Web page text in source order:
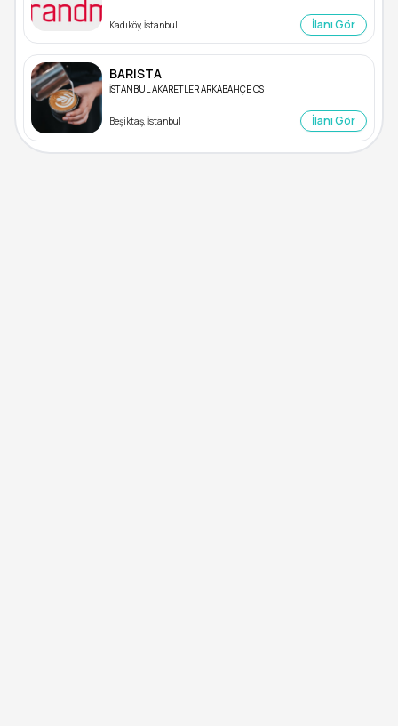
Kadıköy, İstanbul İlanı Gör
BARISTA
İSTANBUL AKARETLER ARKABAHÇE CS
Beşiktaş, İstanbul İlanı Gör